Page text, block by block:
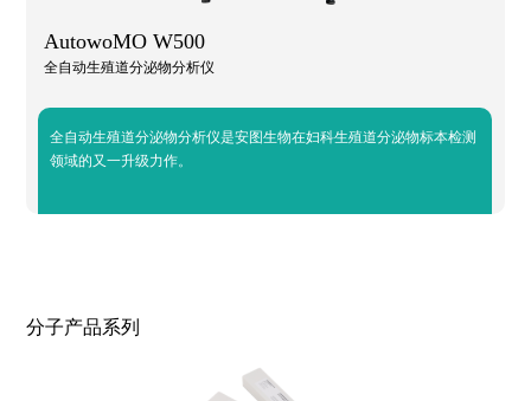
AutowoMO W500
全自动生殖道分泌物分析仪
全自动生殖道分泌物分析仪是安图生物在妇科生殖道分泌物标本检测
领域的又一升级力作。
分子产品系列